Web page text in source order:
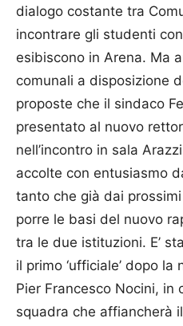
dialogo costante tra
incontrare gli studenti
esibiscono in Arena. Ma
comunali a disposizione
proposte che il sindaco
presentato al nuovo
nell’incontro in sala
accolte con entusiasmo
tanto che già dai
porre le basi del nuovo
tra le due istituzioni. E’
il primo ‘ufficiale’ dopo
Pier Fran­cesco Nocini, in
squadra che affiancherà